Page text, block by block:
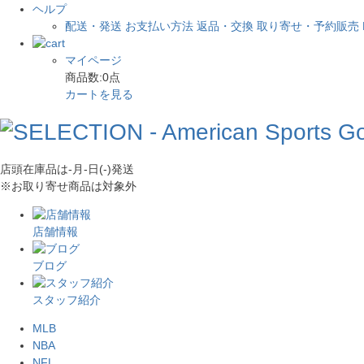
ヘルプ
配送・発送 お支払い方法 返品・交換 取り寄せ・予約販売
マイページ
商品数:0点
カートを見る
店頭在庫品は-月-日(-)発送
※お取り寄せ商品は対象外
店舗情報
ブログ
スタッフ紹介
MLB
NBA